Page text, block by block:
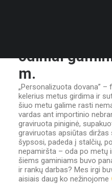
odiniai
m.
„Personalizuota dovana”
kelerius metus girdima ir
šiuo metu galime rasti
vardas ant importinio
graviruota piniginė,
graviruotas apsiūtas diržas
šypsosi, padeda į stalčių,
nepamiršta – oda po metų
šiems gaminiams buvo
ir rankų darbas? Mes irgi
aisiais daug ko nežinojome